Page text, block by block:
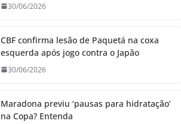
30/06/2026
CBF confirma lesão de Paquetá na coxa
esquerda após jogo contra o Japão
30/06/2026
Maradona previu ‘pausas para hidratação’
na Copa? Entenda